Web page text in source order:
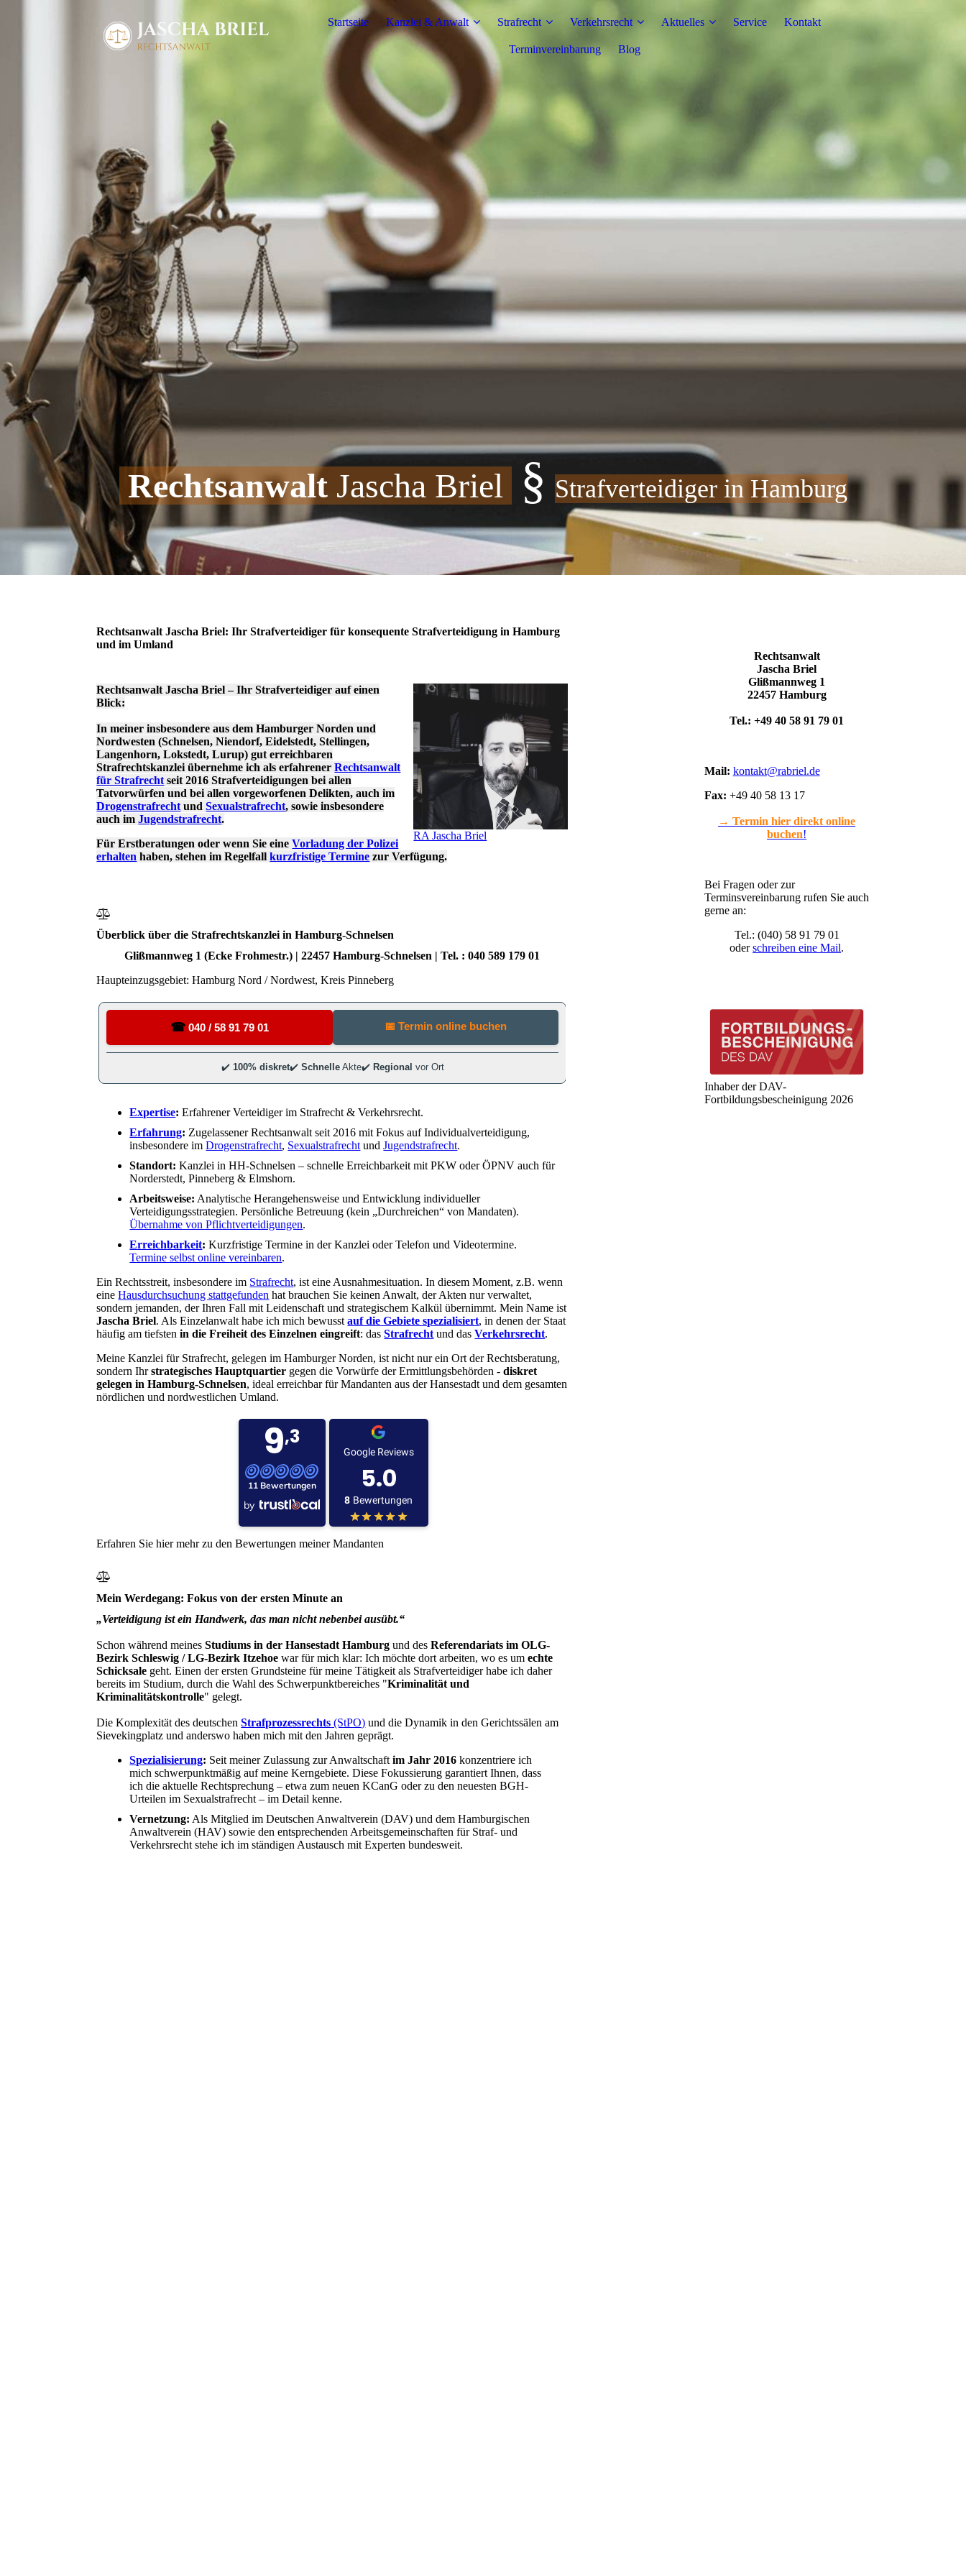
Startseite Kanzlei & Anwalt Strafrecht Verkehrsrecht Aktuelles Service Kontakt
Terminvereinbarung Blog
Rechtsanwalt Jascha Briel § Strafverteidiger in Hamburg
Rechtsanwalt Jascha Briel: Ihr Strafverteidiger für konsequente Strafverteidigung in Hamburg
und im Umland
RA Jascha Briel
Rechtsanwalt Jascha Briel – Ihr Strafverteidiger auf einen
Blick:
In meiner insbesondere aus dem Hamburger Norden und
Nordwesten (Schnelsen, Niendorf, Eidelstedt, Stellingen,
Langenhorn, Lokstedt, Lurup) gut erreichbaren
Strafrechtskanzlei übernehme ich als erfahrenerRechtsanwalt
für Strafrecht seit 2016 Strafverteidigungen bei allen
Tatvorwürfen und bei allen vorgeworfenen Delikten, auch im
Drogenstrafrecht undSexualstrafrecht, sowie insbesondere
auch imJugendstrafrecht.
Für Erstberatungen oder wenn Sie eineVorladung der Polizei
erhalten haben, stehen im Regelfallkurzfristige Termine zur Verfügung.
Überblick über die Strafrechtskanzlei in Hamburg-Schnelsen
Glißmannweg 1 (Ecke Frohmestr.) | 22457 Hamburg-Schnelsen | Tel. : 040 589 179 01
Haupteinzugsgebiet: Hamburg Nord / Nordwest, Kreis Pinneberg
Expertise: Erfahrener Verteidiger im Strafrecht & Verkehrsrecht.
Erfahrung: Zugelassener Rechtsanwalt seit 2016 mit Fokus auf Individualverteidigung,
insbesondere imDrogenstrafrecht, SexualstrafrechtundJugendstrafrecht.
Standort: Kanzlei in HH-Schnelsen – schnelle Erreichbarkeit mit PKW oder ÖPNV auch für
Norderstedt, Pinneberg & Elmshorn.
Arbeitsweise: Analytische Herangehensweise und Entwicklung individueller
Verteidigungsstrategien. Persönliche Betreuung (kein „Durchreichen“ von Mandaten).
Übernahme von Pflichtverteidigungen.
Erreichbarkeit: Kurzfristige Termine in der Kanzlei oder Telefon und Videotermine.
Termine selbst online vereinbaren.
Ein Rechtsstreit, insbesondere im Strafrecht, ist eine Ausnahmesituation. In diesem Moment, z.B. wenn
eineHausdurchsuchung stattgefunden hat brauchen Sie keinen Anwalt, der Akten nur verwaltet,
sondern jemanden, der Ihren Fall mit Leidenschaft und strategischem Kalkül übernimmt. Mein Name ist
Jascha Briel. Als Einzelanwalt habe ich mich bewusstauf die Gebiete spezialisiert, in denen der Staat
häufig am tiefstenin die Freiheit des Einzelnen eingreift: dasStrafrechtund dasVerkehrsrecht.
Meine Kanzlei für Strafrecht, gelegen im Hamburger Norden, ist nicht nur ein Ort der Rechtsberatung,
sondern Ihrstrategisches Hauptquartier gegen die Vorwürfe der Ermittlungsbehörden -diskret
gelegen in Hamburg-Schnelsen, ideal erreichbar für Mandanten aus der Hansestadt und dem gesamten
nördlichen und nordwestlichen Umland.
Erfahren Sie hier mehr zu den Bewertungen meiner Mandanten
Mein Werdegang: Fokus von der ersten Minute an
„Verteidigung ist ein Handwerk, das man nicht nebenbei ausübt.“
Schon während meinesStudiums in der Hansestadt Hamburg und desReferendariats im OLG-
Bezirk Schleswig / LG-Bezirk Itzehoewar für mich klar: Ich möchte dort arbeiten, wo es umechte
Schicksale geht. Einen der ersten Grundsteine für meine Tätigkeit als Strafverteidiger habe ich daher
bereits im Studium, durch die Wahl des Schwerpunktbereiches "Kriminalität und
Kriminalitätskontrolle" gelegt.
Die Komplexität des deutschenStrafprozessrechts (StPO) und die Dynamik in den Gerichtssälen am
Sievekingplatz und anderswo haben mich mit den Jahren geprägt.
Spezialisierung: Seit meiner Zulassung zur Anwaltschaftim Jahr 2016 konzentriere ich
mich schwerpunktmäßig auf meine Kerngebiete. Diese Fokussierung garantiert Ihnen, dass
ich die aktuelle Rechtsprechung – etwa zum neuen KCanG oder zu den neuesten BGH-
Urteilen im Sexualstrafrecht – im Detail kenne.
Vernetzung: Als Mitglied im Deutschen Anwaltverein (DAV) und dem Hamburgischen
Anwaltverein (HAV) sowie den entsprechenden Arbeitsgemeinschaften für Straf- und
Verkehrsrecht stehe ich im ständigen Austausch mit Experten bundesweit.
Rechtsanwalt
Jascha Briel
Glißmannweg 1
22457 Hamburg
Tel.: +49 40 58 91 79 01
Mail: kontakt@rabriel.de
Fax: +49 40 58 13 17
→ Termin hier direkt online
buchen!
Bei Fragen oder zur
Terminsvereinbarung rufen Sie auch
gerne an:
Tel.: (040) 58 91 79 01
oderschreiben eine Mail.
Inhaber der DAV-
Fortbildungsbescheinigung 2026